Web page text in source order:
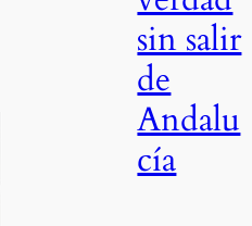
sin salir
de
Andalu
cía